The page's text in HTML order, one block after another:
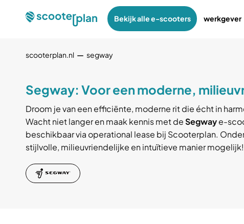
Bekijk alle e-scooters werkgever
scooterplan.nl segway
Segway: Voor een moderne,
Droom je van een efficiënte, moderne rit die écht in
Wacht niet langer en maak kennis met deSegwaye-
beschikbaar via operational lease bij Scooterplan.
stijlvolle, milieuvriendelijke en intuïtieve manier mogelijk!